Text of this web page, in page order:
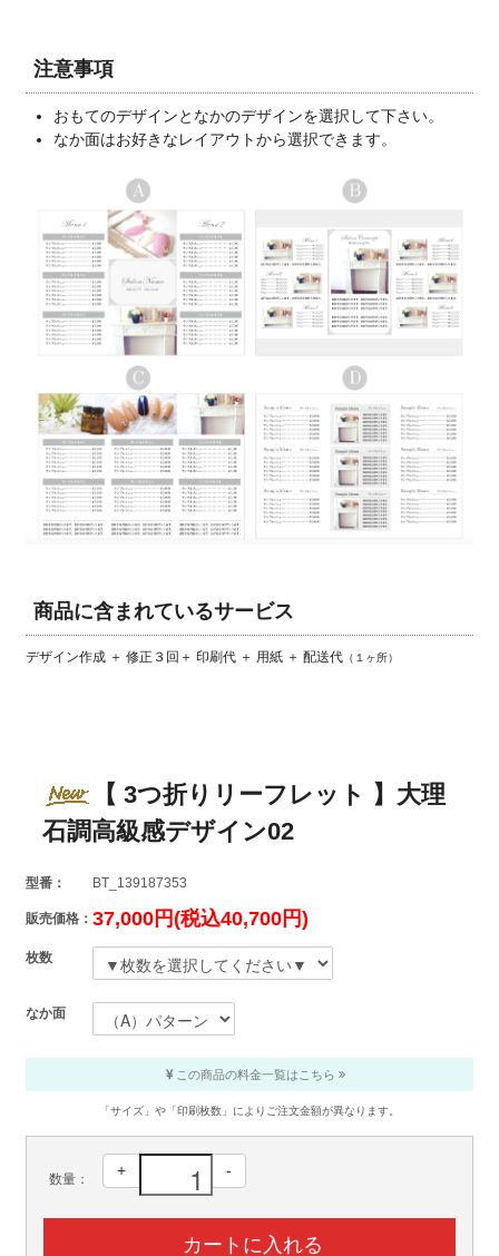
注意事項
おもてのデザインとなかのデザインを選択して下さい。
なか面はお好きなレイアウトから選択できます。
商品に含まれているサービス
デザイン作成 ＋ 修正３回＋ 印刷代 ＋ 用紙 ＋ 配送代（１ヶ所）
【 3つ折りリーフレット 】大理
石調高級感デザイン02
型番： BT_139187353
販売価格： 37,000円(税込40,700円)
枚数
なか面
この商品の料金一覧はこちら
「サイズ」や「印刷枚数」によりご注文金額が異なります。
数量：
+ -